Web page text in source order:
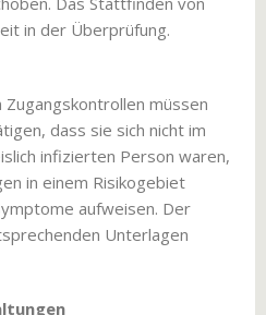
in der Überprüfung.
Zugangskontrollen müssen
dass sie sich nicht im
infizierten Person waren,
in einem Risikogebiet
aufweisen. Der
Unterlagen